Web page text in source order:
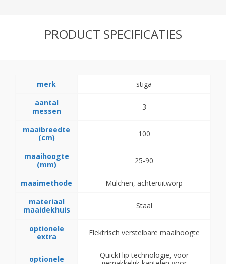
PRODUCT SPECIFICATIES
merk
stiga
aantal
messen
3
maaibreedte
(cm)
100
maaihoogte
(mm)
25-90
maaimethode
Mulchen, achteruitworp
materiaal
maaidekhuis
Staal
optionele
extra
Elektrisch verstelbare maaihoogte
optionele
QuickFlip technologie, voor